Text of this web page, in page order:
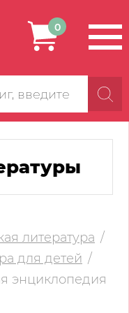
0
литература
для детей
энциклопедия